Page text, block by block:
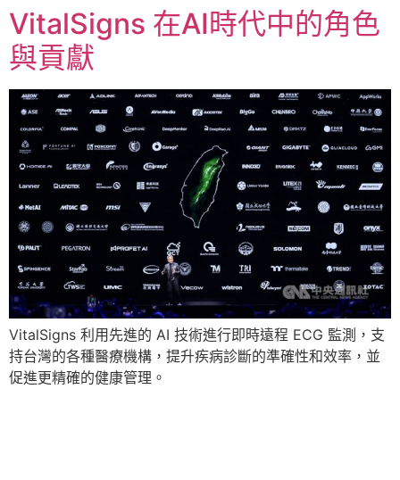
VitalSigns 在AI時代中的角色
與貢獻
VitalSigns 利用先進的 AI 技術進行即時遠程 ECG 監測，支
持台灣的各種醫療機構，提升疾病診斷的準確性和效率，並
促進更精確的健康管理。